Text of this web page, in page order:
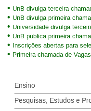
UnB divulga terceira
UnB divulga primeira
Universidade divulga
UnB publica primeira
Inscrições abertas para
Primeira chamada de
Ensino
Pesquisas, Estudos e